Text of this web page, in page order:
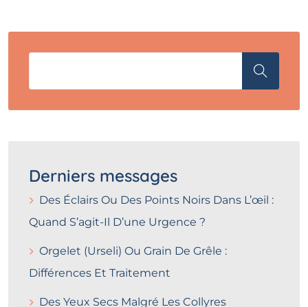
Derniers messages
Des Éclairs Ou Des Points Noirs Dans L’œil :
Quand S’agit-Il D’une Urgence ?
Orgelet (Urseli) Ou Grain De Grêle :
Différences Et Traitement
Des Yeux Secs Malgré Les Collyres